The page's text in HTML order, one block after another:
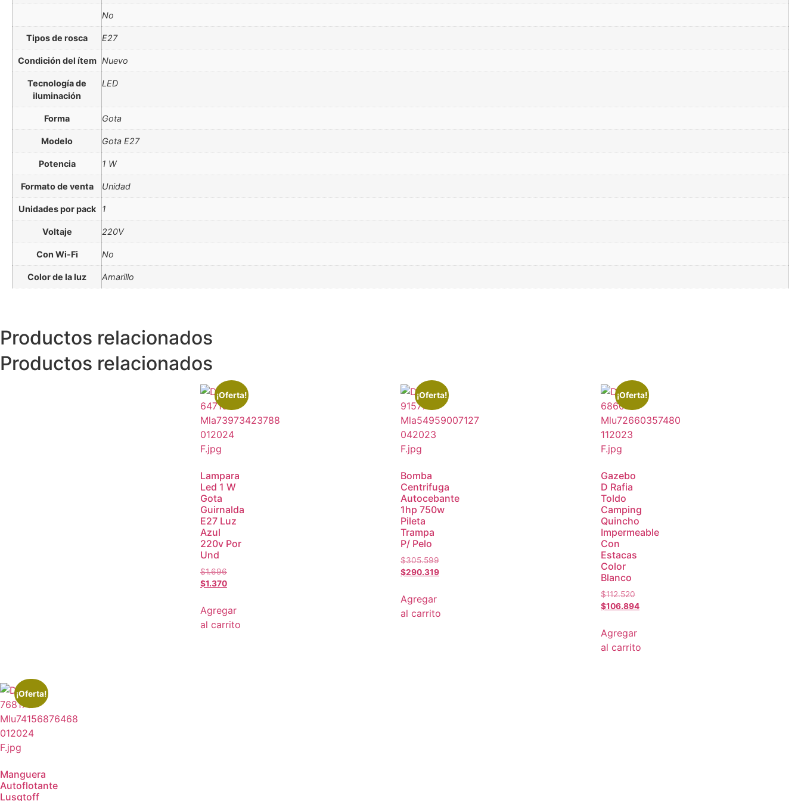
No
Tipos de rosca E27
Condición del ítem Nuevo
Tecnología de
iluminación
LED
Forma Gota
Modelo Gota E27
Potencia 1 W
Formato de venta Unidad
Unidades por pack 1
Voltaje 220V
Con Wi-Fi No
Color de la luz Amarillo
Productos relacionados
Productos relacionados
¡Oferta!
Lampara
Led 1 W
Gota
Guirnalda
E27 Luz
Azul
220v Por
Und
$1.696
$1.370
Agregar
al carrito
¡Oferta!
Bomba
Centrifuga
Autocebante
1hp 750w
Pileta
Trampa
P/ Pelo
$305.599
$290.319
Agregar
al carrito
¡Oferta!
Gazebo
D Rafia
Toldo
Camping
Quincho
Impermeable
Con
Estacas
Color
Blanco
$112.520
$106.894
Agregar
al carrito
¡Oferta!
Manguera
Autoflotante
Lusqtoff